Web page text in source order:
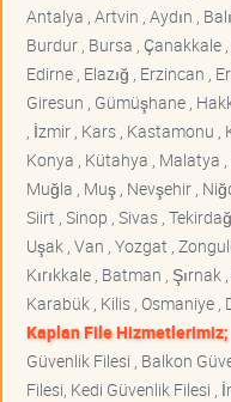
Antalya , Artvin , Aydın ,
Burdur , Bursa , Çanakkale ,
Edirne , Elazığ , Erzincan ,
Giresun , Gümüşhane ,
, İzmir , Kars , Kastamonu ,
Konya , Kütahya , Malatya
Muğla , Muş , Nevşehir ,
Siirt , Sinop , Sivas ,
Uşak , Van , Yozgat ,
Kırıkkale , Batman , Şırnak
Karabük , Kilis , Osmaniye ,
Kaplan File Hizmetlerimiz;
Güvenlik Filesi , Balkon
Filesi, Kedi Güvenlik Filesi ,